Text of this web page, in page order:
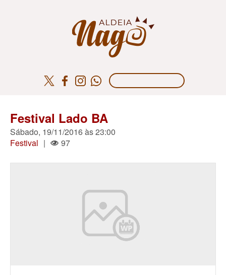
Festival Lado BA
Sábado, 19/11/2016 às 23:00
Festival | 97